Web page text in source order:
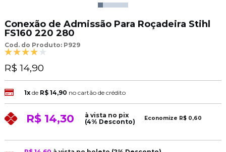
Conexão de Admissão Para Roçadeira Stihl
FS160 220 280
Cod. do Produto: P929
R$ 14,90
1xde R$ 14,90 no cartão de crédito
R$ 14,30
à vista no pix
(4% Desconto)
Economize R$ 0,60